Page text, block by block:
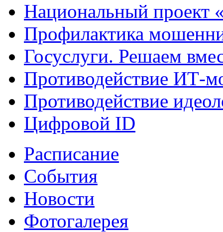
Национальный проект
Профилактика
Госуслуги. Решаем
Противодействие ИТ-
Противодействие
Цифровой ID
Расписание
События
Новости
Фотогалерея